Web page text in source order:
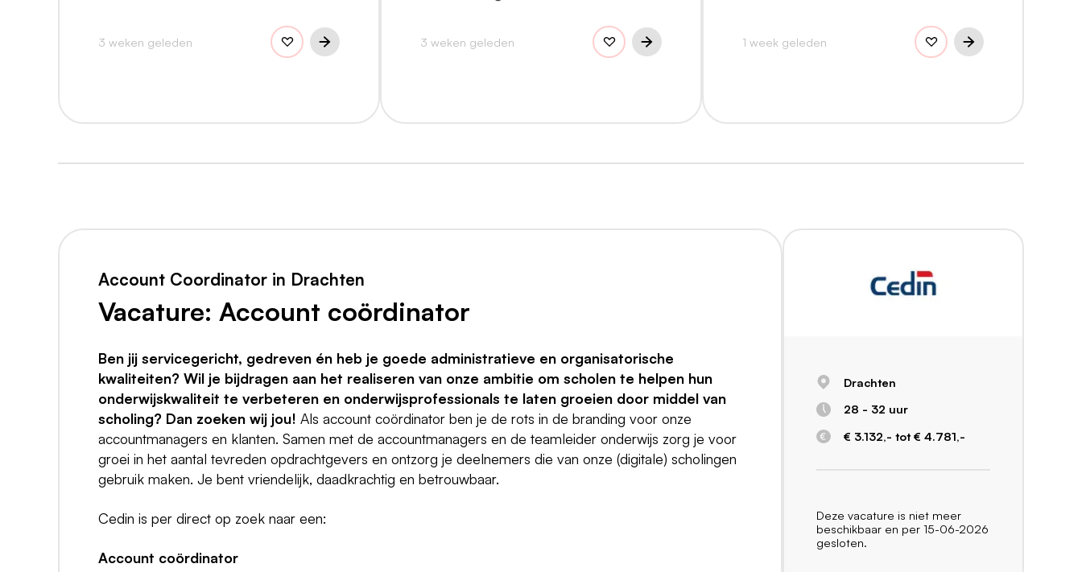
3 weken geleden 3 weken geleden 1 week geleden
Account Coordinator in Drachten
Vacature: Account coördinator
Ben jij servicegericht, gedreven én heb je goede administratieve en organisatorische
kwaliteiten? Wil je bijdragen aan het realiseren van onze ambitie om scholen te helpen hun
onderwijskwaliteit te verbeteren en onderwijsprofessionals te laten groeien door middel van
scholing? Dan zoeken wij jou! Als account coördinator ben je de rots in de branding voor onze
accountmanagers en klanten. Samen met de accountmanagers en de teamleider onderwijs zorg je voor
groei in het aantal tevreden opdrachtgevers en ontzorg je deelnemers die van onze (digitale) scholingen
gebruik maken. Je bent vriendelijk, daadkrachtig en betrouwbaar.
Cedin is per direct op zoek naar een:
Account coördinator
Drachten
28 - 32 uur
€ 3.132,- tot € 4.781,-
Deze vacature is niet meer
beschikbaar en per 15-06-2026
gesloten.